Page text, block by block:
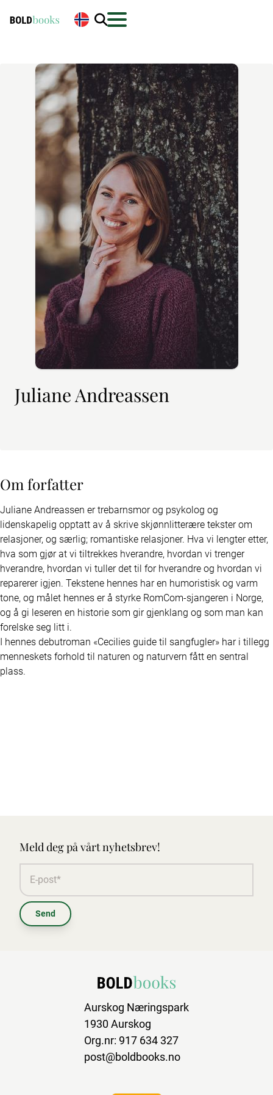
Juliane Andreassen
Om forfatter
Juliane Andreassen er trebarnsmor og psykolog og
lidenskapelig opptatt av å skrive skjønnlitterære tekster om
relasjoner, og særlig; romantiske relasjoner. Hva vi lengter etter,
hva som gjør at vi tiltrekkes hverandre, hvordan vi trenger
hverandre, hvordan vi tuller det til for hverandre og hvordan vi
reparerer igjen. Tekstene hennes har en humoristisk og varm
tone, og målet hennes er å styrke RomCom-sjangeren i Norge,
og å gi leseren en historie som gir gjenklang og som man kan
forelske seg litt i.
I hennes debutroman «Cecilies guide til sangfugler» har i tillegg
menneskets forhold til naturen og naturvern fått en sentral
Meld deg på vårt nyhetsbrev!
Send
Aurskog Næringspark
1930 Aurskog
Org.nr: 917 634 327
post@boldbooks.no